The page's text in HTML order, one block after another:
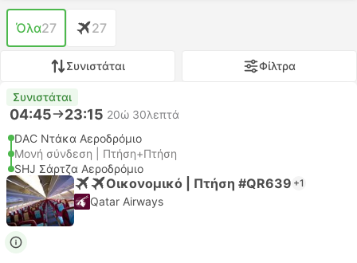
Όλα27 27
Συνιστάται Φίλτρα
Συνιστάται
04:45 23:15 20ώ 30λεπτά
DAC Ντάκα Αεροδρόμιο
Μονή σύνδεση | Πτήση+Πτήση
SHJ Σάρτζα Αεροδρόμιο
Οικονομικό | Πτήση #QR639 +1
Qatar Airways